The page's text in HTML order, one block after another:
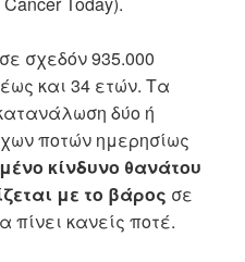
σχεδόν 935.000
και 34 ετών. Τα
δύο ή
ποτών ημερησίως
κίνδυνο θανάτου
με το βάρος σε
πίνει κανείς ποτέ.